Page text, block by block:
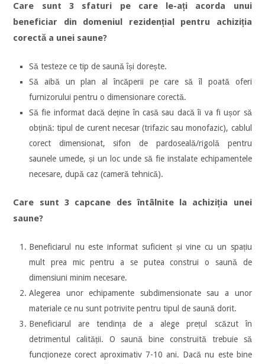
Care sunt 3 sfaturi pe care le-ați acorda unui
beneficiar din domeniul rezidențial pentru achiziția
corectă a unei saune?
Să testeze ce tip de saună își dorește.
Să aibă un plan al încăperii pe care să îl poată oferi
furnizorului pentru o dimensionare corectă.
Să fie informat dacă deține în casă sau dacă îi va fi ușor să
obțină: tipul de curent necesar (trifazic sau monofazic), cablul
corect dimensionat, sifon de pardoseală/rigolă pentru
saunele umede, și un loc unde să fie instalate echipamentele
necesare, după caz (cameră tehnică).
Care sunt 3 capcane des întâlnite la achiziția unei
saune?
Beneficiarul nu este informat suficient și vine cu un spațiu
mult prea mic pentru a se putea construi o saună de
dimensiuni minim necesare.
Alegerea unor echipamente subdimensionate sau a unor
materiale ce nu sunt potrivite pentru tipul de saună dorit.
Beneficiarul are tendința de a alege prețul scăzut în
detrimentul calității. O saună bine construită trebuie să
funcționeze corect aproximativ 7-10 ani. Dacă nu este bine